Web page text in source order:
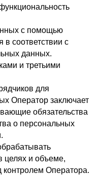
с помощью
соответствии с
данных.
и третьими
для
Оператор заключает
обязательства
о персональных
целях и объеме,
контролем Оператора.